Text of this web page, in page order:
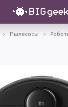
Пылесосы